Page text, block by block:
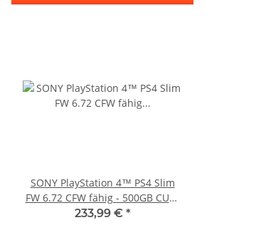
SONY PlayStation 4™ PS4 Slim
FW 6.72 CFW fähig - 500GB CUH-
2016A
233,99 € *